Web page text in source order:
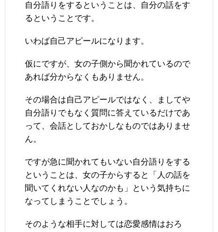
自分語りをするということは、自分の話をす
るということです。
いわば自己アピールになります。
仮にですが、女の子側から聞かれているので
あれば分からなくもありません。
その場合は自己アピールではなく、ましてや
自分語りでもなく質問に答えているだけであ
って、会話としておかしなものではありませ
ん。
ですが急に聞かれてもいない自分語りをする
ということは、女の子からすると「人の話を
聞いてくれない人なのかも」という気持ちに
なってしまうことでしょう。
そのような相手に対しては恋愛感情はおろ